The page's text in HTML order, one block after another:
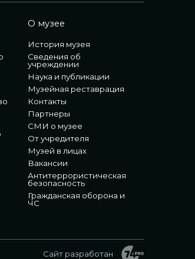
О музее
История музея
Сведения об
учреждении
Наука и публикации
Музейная реставрация
Контакты
Партнеры
СМИ о музее
От учредителя
Музей в лицах
Вакансии
Антитеррористическая
безопасность
Гражданская оборона и
ЧС
Сайт разработан